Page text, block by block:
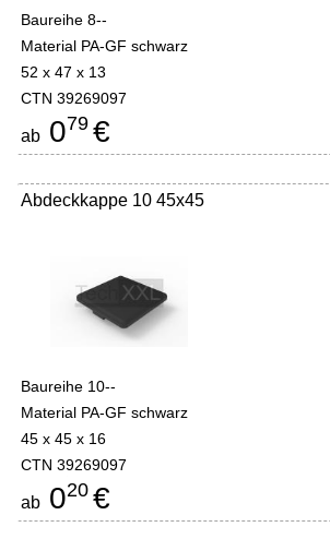
Baureihe 8--
Material PA-GF schwarz
52 x 47 x 13
CTN 39269097
ab 079 €
Abdeckkappe 10 45x45
Baureihe 10--
Material PA-GF schwarz
45 x 45 x 16
CTN 39269097
ab 020 €